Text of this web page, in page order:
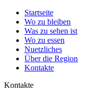
Startseite
Wo zu bleiben
Was zu sehen ist
Wo zu essen
Nuetzliches
Über die Region
Kontakte
Kontakte